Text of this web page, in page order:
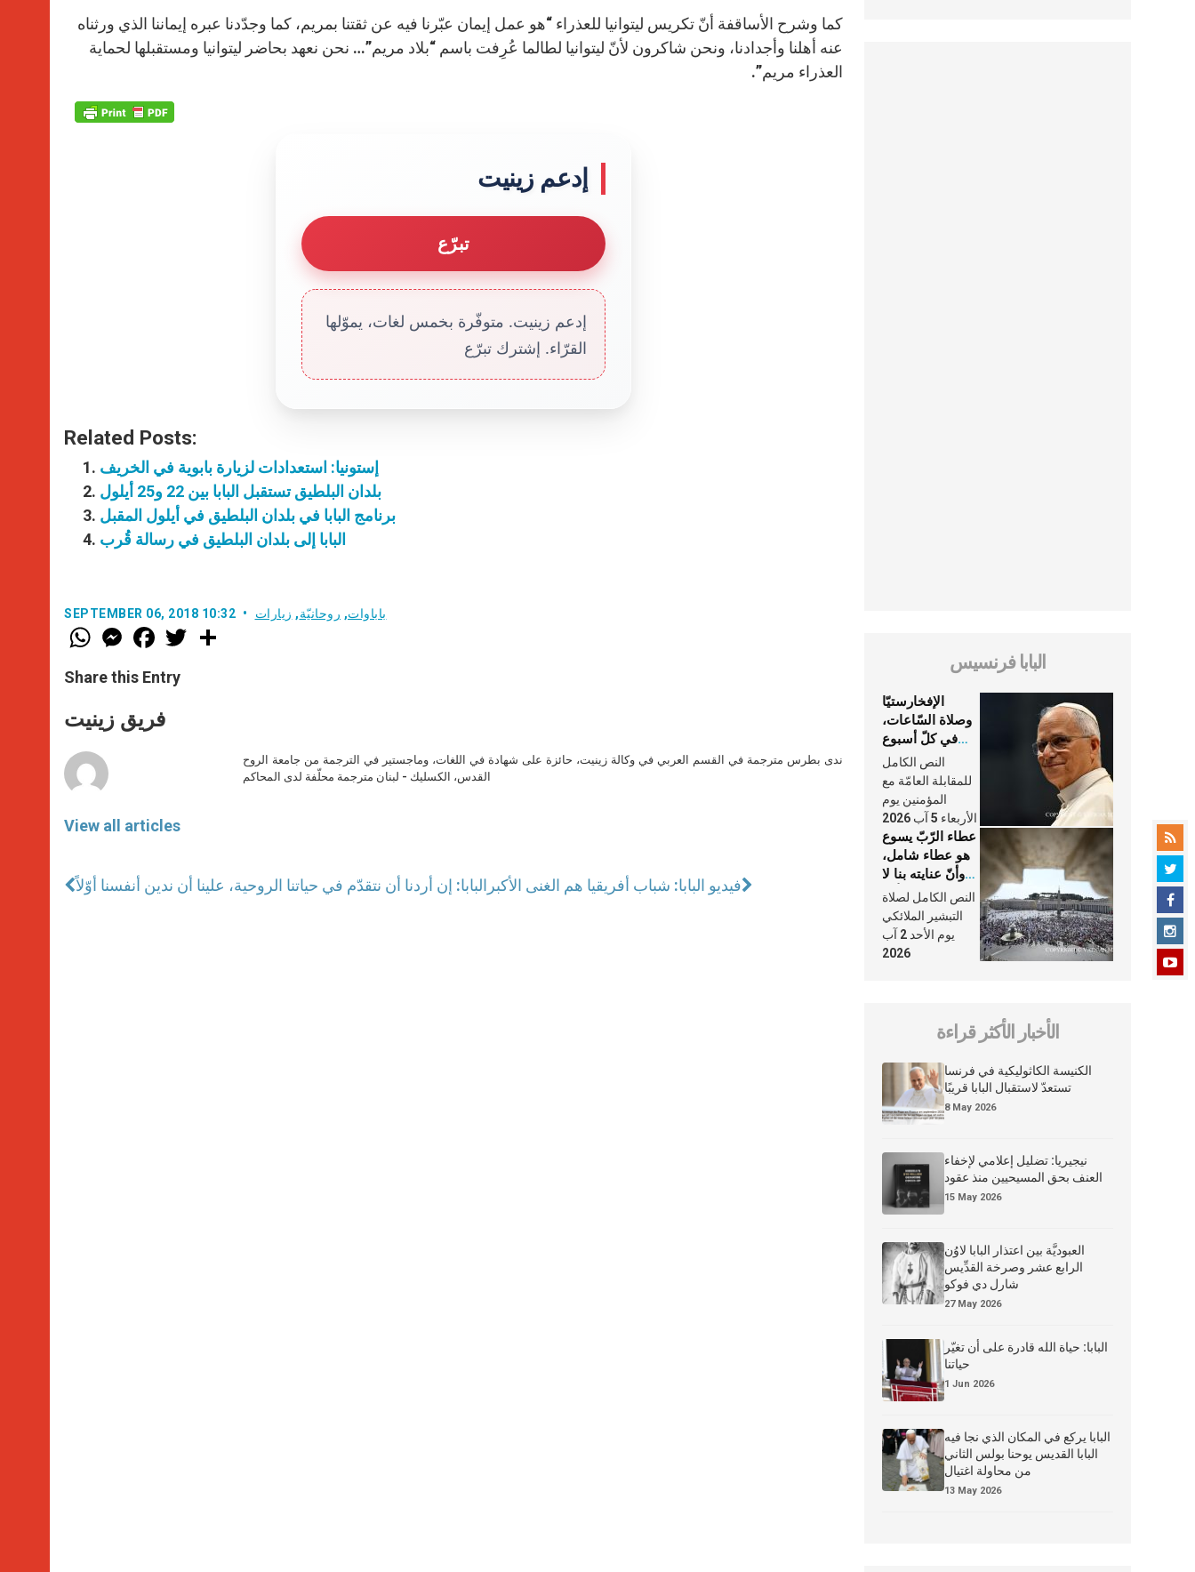
كما وشرح الأساقفة أنّ تكريس ليتوانيا للعذراء “هو عمل إيمان عبّرنا فيه عن ثقتنا بمريم، كما وجدّدنا عبره إيماننا الذي ورثناه
عنه أهلنا وأجدادنا، ونحن شاكرون لأنّ ليتوانيا لطالما عُرِفت باسم “بلاد مريم”… نحن نعهد بحاضر ليتوانيا ومستقبلها لحماية
العذراء مريم”.
إدعم زينيت
تبرّع
إدعم زينيت. متوفّرة بخمس لغات، يموّلها
القرّاء. إشترك تبرّع
Related Posts:
إستونيا: استعدادات لزيارة بابوية في الخريف
بلدان البلطيق تستقبل البابا بين 22 و25 أيلول
برنامج البابا في بلدان البلطيق في أيلول المقبل
البابا إلى بلدان البلطيق في رسالة قُرب
SEPTEMBER 06, 2018 10:32 باباوات, روحانيّة, زيارات
W
h
t
s
p
p
M
e
s
e
g
e
F
a
e
b
o
k
w
Share this Entry
فريق زينيت
View all articles
ندى بطرس مترجمة في القسم العربي في وكالة زينيت، حائزة على شهادة في اللغات، وماجستير في الترجمة من جامعة الروح
القدس، الكسليك - لبنان مترجمة محلّفة لدى المحاكم
البابا: إن أردنا أن نتقدّم في حياتنا الروحية، علينا أن ندين أنفسنا أوّلاً فيديو البابا: شباب أفريقيا هم الغنى الأكبر
البابا فرنسيس
الإفخارستيّا
وصلاة السّاعات،
في كلّ أسبوع
وكلّ يوم، هما
النَّفَس في حياة
الكنيسة
النص الكامل
للمقابلة العامّة مع
المؤمنين يوم
الأربعاء 5 آب 2026
عطاء الرّبّ يسوع
هو عطاء شامل،
وأنّ عنايته بنا لا
تغيب عنّا أبدًا
النص الكامل لصلاة
التبشير الملائكي
يوم الأحد 2 آب
2026
الأخبار الأكثر قراءة
الكنيسة الكاثوليكية في فرنسا
تستعدّ لاستقبال البابا قريبًا
8 May 2026
نيجيريا: تضليل إعلامي لإخفاء
العنف بحق المسيحيين منذ عقود
15 May 2026
العبوديَّة بين اعتذار البابا لاوُن
الرابع عشر وصرخة القدِّيس
شارل دي فوكو
27 May 2026
البابا: حياة الله قادرة على أن تغيّر
حياتنا
1 Jun 2026
البابا يركع في المكان الذي نجا فيه
البابا القديس يوحنا بولس الثاني
من محاولة اغتيال
13 May 2026